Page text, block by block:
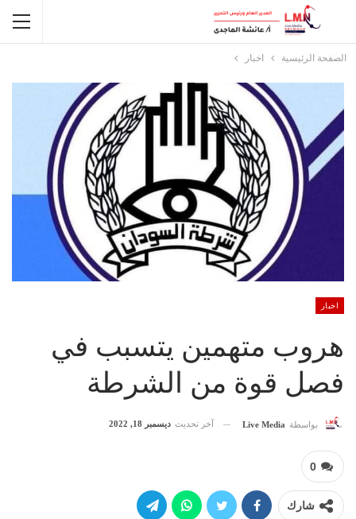
الصفحة الرئيسية اخبار
اخبار
هروب متهمين يتسبب في
فصل قوة من الشرطة
بواسطة Live Media آخر تحديث ديسمبر 18, 2022
0
شارك